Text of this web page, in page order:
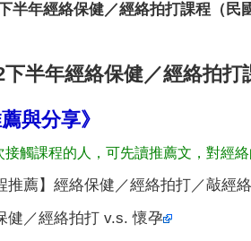
半年經絡保健／經絡拍打課程（民
下半年經絡保健／經絡拍打
薦與分享》
接觸課程的人，可先讀推薦文，對經絡
推薦】經絡保健／經絡拍打／敲經
健／經絡拍打 v.s. 懷孕